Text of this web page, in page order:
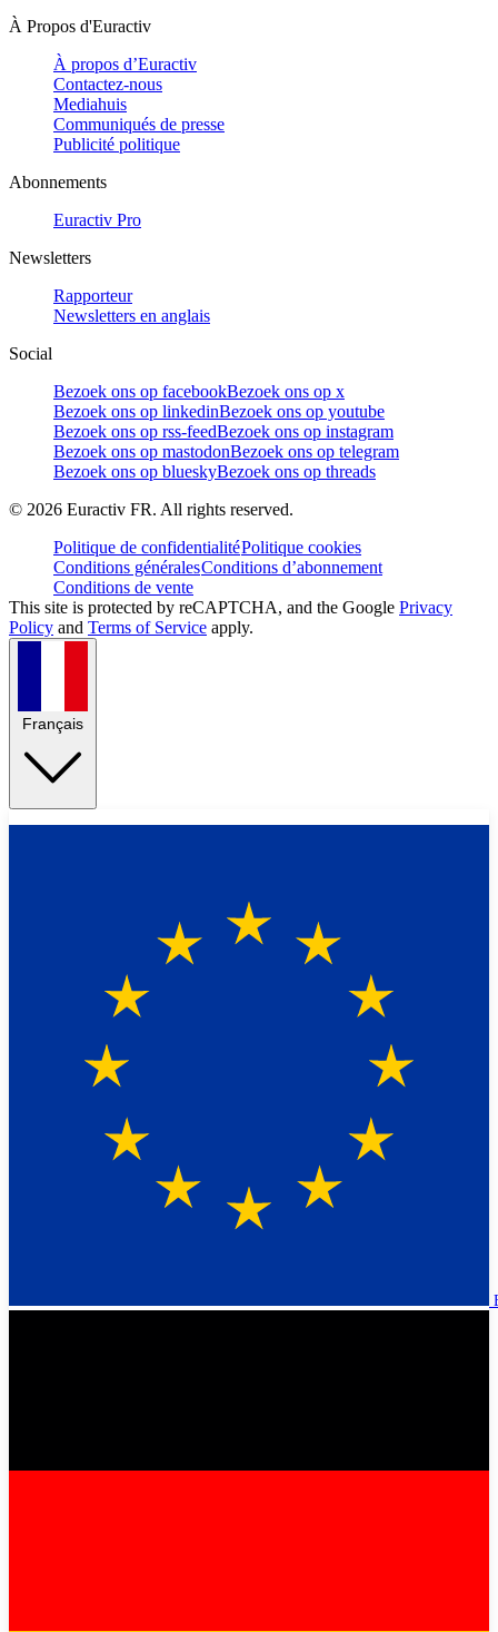
À Propos d'Euractiv
À propos d’Euractiv
Contactez-nous
Mediahuis
Communiqués de presse
Publicité politique
Abonnements
Euractiv Pro
Newsletters
Rapporteur
Newsletters en anglais
Social
Bezoek ons op facebookBezoek ons op x
Bezoek ons op linkedinBezoek ons op youtube
Bezoek ons op rss-feedBezoek ons op instagram
Bezoek ons op mastodonBezoek ons op telegram
Bezoek ons op blueskyBezoek ons op threads
© 2026 Euractiv FR. All rights reserved.
Politique de confidentialitéPolitique cookies
Conditions généralesConditions d’abonnement
Conditions de vente
This site is protected by reCAPTCHA, and the Google Privacy
Policy and Terms of Service apply.
Français